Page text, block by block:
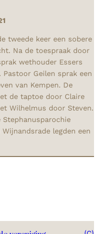
tweede keer een sobere
Na de toespraak door
wethouder Essers
Pastoor Geilen sprak een
van Kempen. De
de taptoe door Claire
Wilhelmus door Steven.
Stephanusparochie
legden een